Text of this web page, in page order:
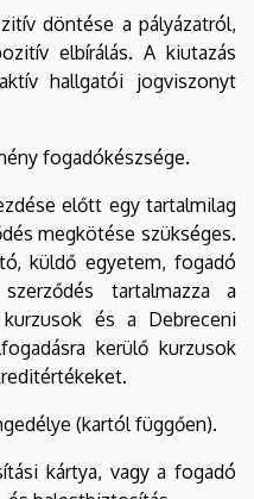
döntése a pályázatról,
elbírálás. A kiutazás
hallgatói jogviszonyt
fogadókészsége.
előtt egy tartalmilag
megkötése szükséges.
küldő egyetem, fogadó
tartalmazza a
és a Debreceni
kerülő kurzusok
(kartól függően).
kártya, vagy a fogadó